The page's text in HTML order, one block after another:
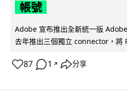
帳號
Adobe 宣布推出全新統一版
去年推出三個獨立 connector，將
87 1 ↗ 分享